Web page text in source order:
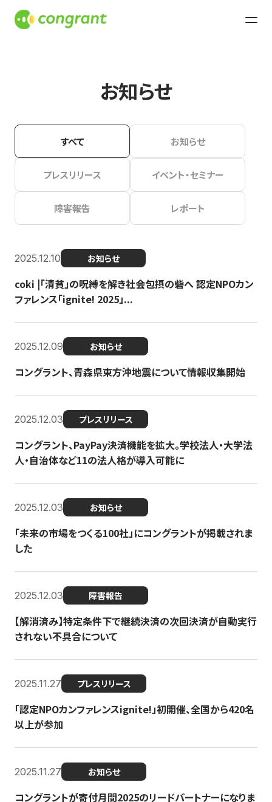
お知らせ
すべて お知らせ
プレスリリース イベント・セミナー
障害報告 レポート
2025.12.10 お知らせ
coki |「清貧」の呪縛を解き社会包摂の砦へ 認定NPOカン
ファレンス「ignite! 2025」...
2025.12.09 お知らせ
コングラント、青森県東方沖地震について情報収集開始
2025.12.03 プレスリリース
コングラント、PayPay決済機能を拡大。学校法人・大学法
人・自治体など11の法人格が導入可能に
2025.12.03 お知らせ
「未来の市場をつくる100社」にコングラントが掲載されま
した
2025.12.03 障害報告
【解消済み】特定条件下で継続決済の次回決済が自動実行
されない不具合について
2025.11.27 プレスリリース
「認定NPOカンファレンスignite!」初開催、全国から420名
以上が参加
2025.11.27 お知らせ
コングラントが寄付月間2025のリードパートナーになりま